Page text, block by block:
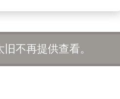
册Steam账号，以排除设备故
旧不再提供查看。